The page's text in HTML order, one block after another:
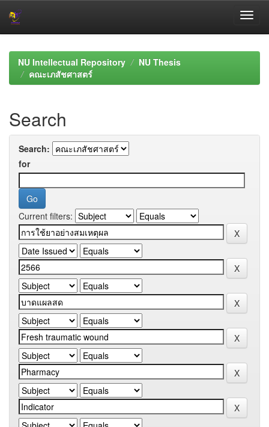
navigationNU Intellectual Repository
NU Thesis
คณะเภสัชศาสตร์
Search
Search:
for
Current filters: